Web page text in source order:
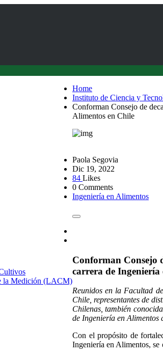
la Medición (LACM)
Home
Instituto de Ciencia y
Conforman Consejo de
Alimentos en Chile
Paola Segovia
Dic 19, 2022
84 Likes
0 Comments
Ingeniería en Alimentos
Conforman Consejo
carrera de Ingeniería
Reunidos en la Facultad
Chile, representantes de
Chilenas, también
de Ingeniería en Alimentos
Con el propósito de
Ingeniería en Alimentos,